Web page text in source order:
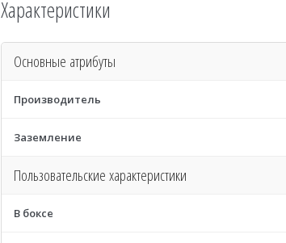
Характеристики
Основные атрибуты
Производитель
Заземление
Пользовательские характеристики
В боксе